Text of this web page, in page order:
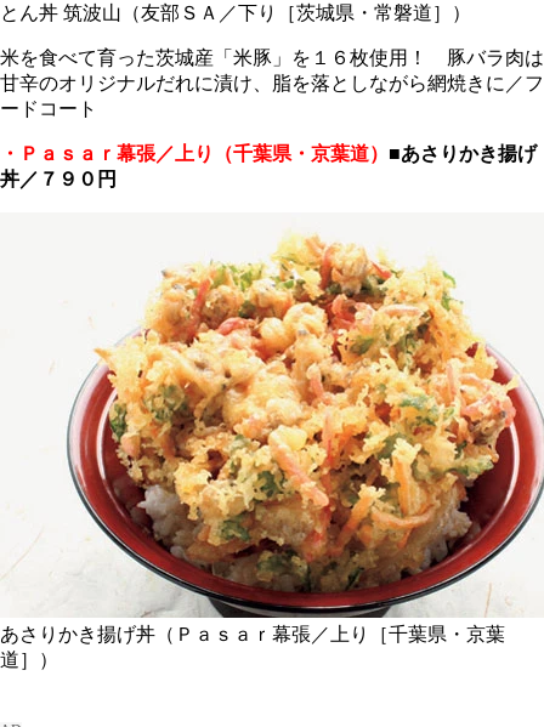
とん丼 筑波山（友部ＳＡ／下り［茨城県・常磐道］）
米を食べて育った茨城産「米豚」を１６枚使用！ 豚バラ肉は
甘辛のオリジナルだれに漬け、脂を落としながら網焼きに／フ
ードコート
・Ｐａｓａｒ幕張／上り（千葉県・京葉道） ■あさりかき揚げ
丼／７９０円
あさりかき揚げ丼（Ｐａｓａｒ幕張／上り［千葉県・京葉
道］）